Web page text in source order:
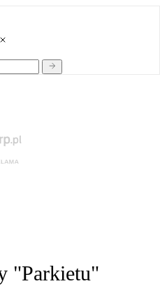
"Parkietu"